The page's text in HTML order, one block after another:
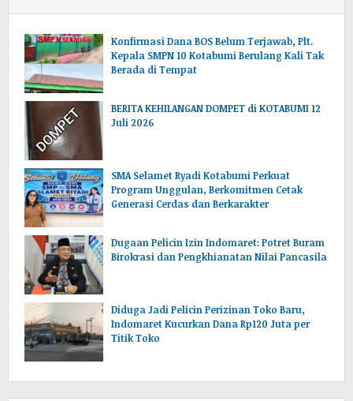
Konfirmasi Dana BOS Belum Terjawab, Plt.
Kepala SMPN 10 Kotabumi Berulang Kali Tak
Berada di Tempat
BERITA KEHILANGAN DOMPET di KOTABUMI 12
Juli 2026
SMA Selamet Ryadi Kotabumi Perkuat
Program Unggulan, Berkomitmen Cetak
Generasi Cerdas dan Berkarakter
Dugaan Pelicin Izin Indomaret: Potret Buram
Birokrasi dan Pengkhianatan Nilai Pancasila
‎Diduga Jadi Pelicin Perizinan Toko Baru,
Indomaret Kucurkan Dana Rp120 Juta per
Titik Toko